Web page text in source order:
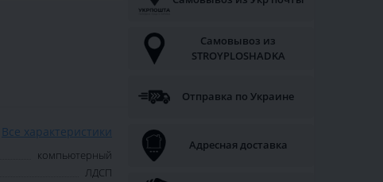
Все характеристики
компьютерный
ЛДСП
Самовывоз из
STROYPLOSHADKA
Отправка по Украине
Адресная доставка